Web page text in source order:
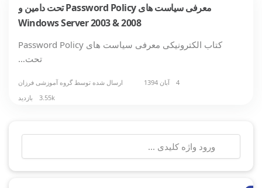
معرفی سیاست های Password Policy تحت دامین و
Windows Server 2003 & 2008
کتاب الکترونیکی معرفی سیاست های Password Policy
تحت…
4 آبان 1394 ارسال شده توسط گروه آموزشی فرزان
3.55k بازدید